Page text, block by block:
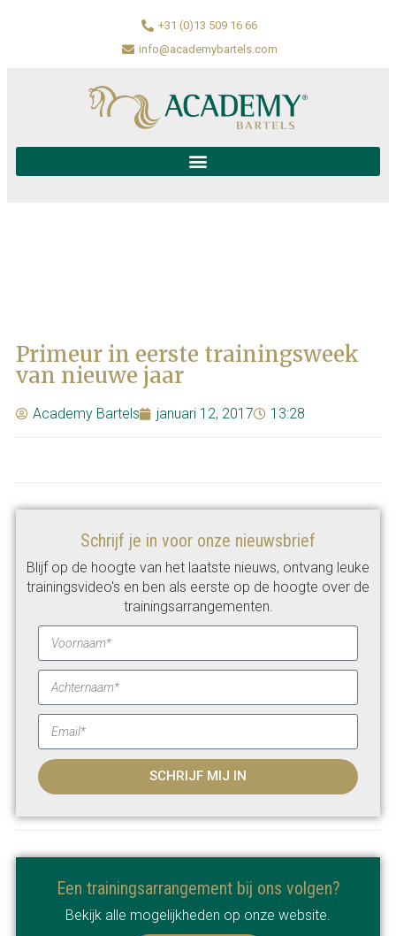
+31 (0)13 509 16 66
info@academybartels.com
Primeur in eerste trainingsweek
van nieuwe jaar
Academy Bartels januari 12, 2017 13:28
Schrijf je in voor onze nieuwsbrief
Blijf op de hoogte van het laatste nieuws, ontvang leuke
trainingsvideo's en ben als eerste op de hoogte over de
trainingsarrangementen.
SCHRIJF MIJ IN
Een trainingsarrangement bij ons volgen?
Bekijk alle mogelijkheden op onze website.